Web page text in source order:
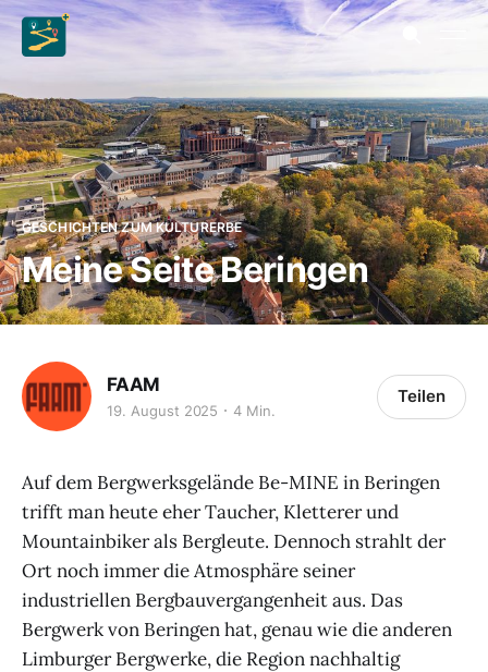
GESCHICHTEN ZUM KULTURERBE
Meine Seite Beringen
FAAM
19. August 2025 4 Min.
Teilen
Auf dem Bergwerksgelände Be-MINE in Beringen
trifft man heute eher Taucher, Kletterer und
Mountainbiker als Bergleute. Dennoch strahlt der
Ort noch immer die Atmosphäre seiner
industriellen Bergbauvergangenheit aus. Das
Bergwerk von Beringen hat, genau wie die anderen
Limburger Bergwerke, die Region nachhaltig